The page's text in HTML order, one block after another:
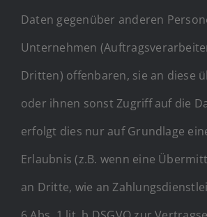
Daten gegenüber anderen
Unternehmen
Dritten) offenbaren, sie an diese
oder ihnen sonst Zugriff auf die
erfolgt dies nur auf Grundlage
Erlaubnis (z.B. wenn eine
an Dritte, wie an